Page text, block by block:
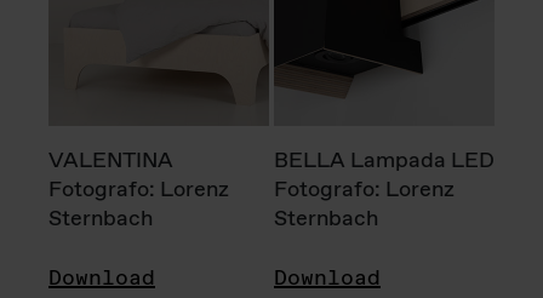
VALENTINA
Fotografo: Lorenz
Sternbach
Download
BELLA Lampada LED
Fotografo: Lorenz
Sternbach
Download